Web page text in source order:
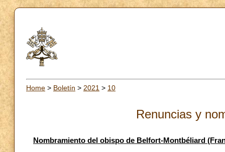
Home > Boletín > 2021 > 10
Renuncias y
Nombramiento del obispo de Belfort-Montbéliard